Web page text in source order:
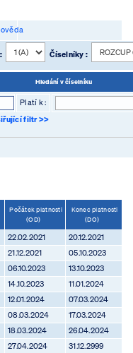
Číselníky :
Hledání v číselníku
Platí k :
filtr >>
Počátek platnosti
(OD)
Konec platnosti
(DO)
22.02.2021
20.12.2021
21.12.2021
05.10.2023
06.10.2023
13.10.2023
14.10.2023
11.01.2024
12.01.2024
07.03.2024
08.03.2024
17.03.2024
18.03.2024
26.04.2024
27.04.2024 31.12.2999